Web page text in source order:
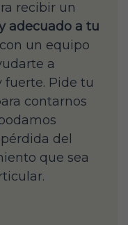
recibir un
adecuado a tu
un equipo
a
fuerte. Pide tu
contarnos
del
que sea